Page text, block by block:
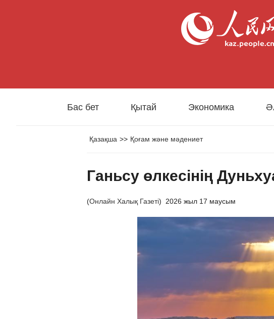
Бас бет Қытай Экономика
Қазақша >> Қоғам және мәдениет
Ганьсу өлкесінің
(Онлайн Халық Газеті) 2026 жыл 17 маусым